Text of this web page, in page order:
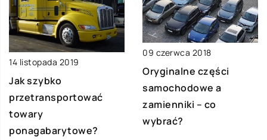
14 listopada 2019
Jak szybko
przetransportować
towary
ponagabarytowe?
09 czerwca 2018
Oryginalne części
samochodowe a
zamienniki – co
wybrać?